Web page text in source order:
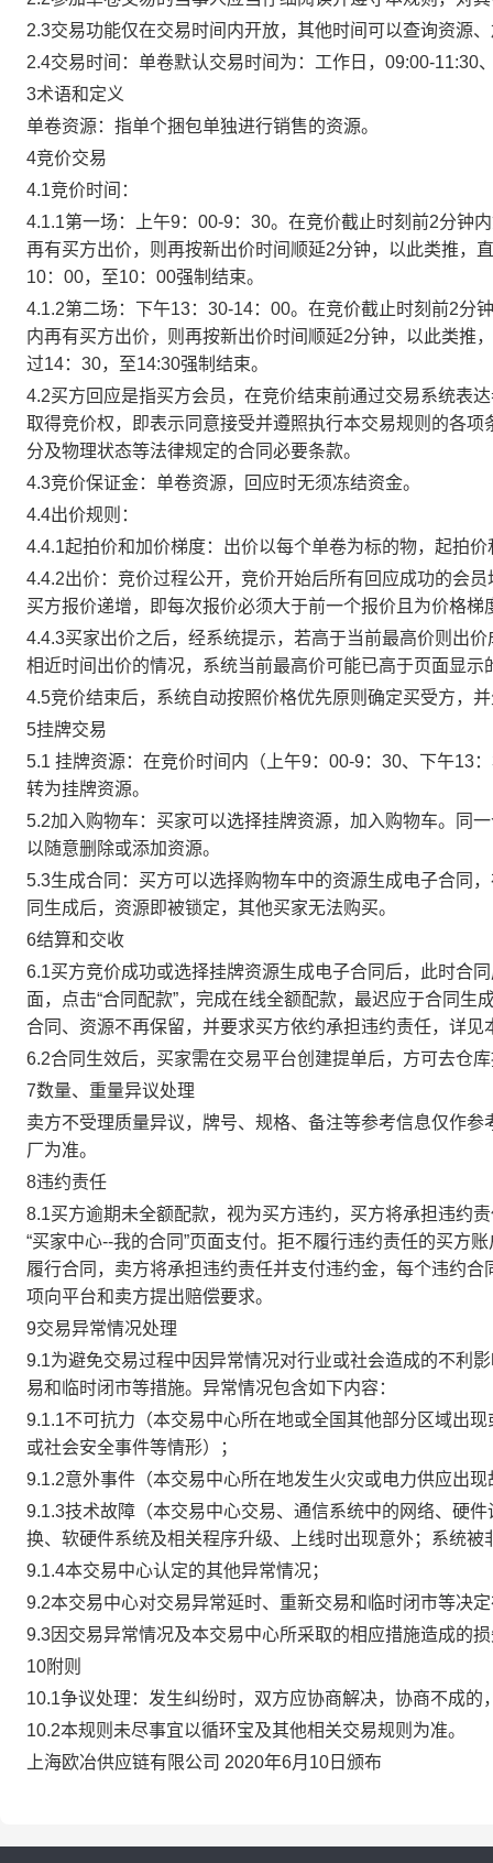
2.3交易功能仅在交易时间内开放，其他时间可以查询资源
2.4交易时间：单卷默认交易时间为：工作日，09:00-11:30
3术语和定义
单卷资源：指单个捆包单独进行销售的资源。
4竞价交易
4.1竞价时间：
4.1.1第一场：上午9：00-9：30。在竞价截止时刻前2分钟
再有买方出价，则再按新出价时间顺延2分钟，以此类推，
10：00，至10：00强制结束。
4.1.2第二场：下午13：30-14：00。在竞价截止时刻前2分
内再有买方出价，则再按新出价时间顺延2分钟，以此类推
过14：30，至14:30强制结束。
4.2买方回应是指买方会员，在竞价结束前通过交易系统表
取得竞价权，即表示同意接受并遵照执行本交易规则的各
分及物理状态等法律规定的合同必要条款。
4.3竞价保证金：单卷资源，回应时无须冻结资金。
4.4出价规则：
4.4.1起拍价和加价梯度：出价以每个单卷为标的物，起拍
4.4.2出价：竞价过程公开，竞价开始后所有回应成功的会
买方报价递增，即每次报价必须大于前一个报价且为价格
4.4.3买家出价之后，经系统提示，若高于当前最高价则出
相近时间出价的情况，系统当前最高价可能已高于页面显示
4.5竞价结束后，系统自动按照价格优先原则确定买受方，
5挂牌交易
5.1 挂牌资源：在竞价时间内（上午9：00-9：30、下午13
转为挂牌资源。
5.2加入购物车：买家可以选择挂牌资源，加入购物车。同
以随意删除或添加资源。
5.3生成合同：买方可以选择购物车中的资源生成电子合同
同生成后，资源即被锁定，其他买家无法购买。
6结算和交收
6.1买方竞价成功或选择挂牌资源生成电子合同后，此时合
面，点击“合同配款”，完成在线全额配款，最迟应于合同
合同、资源不再保留，并要求买方依约承担违约责任，详见
6.2合同生效后，买家需在交易平台创建提单后，方可去仓
7数量、重量异议处理
卖方不受理质量异议，牌号、规格、备注等参考信息仅作
厂为准。
8违约责任
8.1买方逾期未全额配款，视为买方违约，买方将承担违约
“买家中心--我的合同”页面支付。拒不履行违约责任的买方
履行合同，卖方将承担违约责任并支付违约金，每个违约
项向平台和卖方提出赔偿要求。
9交易异常情况处理
9.1为避免交易过程中因异常情况对行业或社会造成的不利
易和临时闭市等措施。异常情况包含如下内容：
9.1.1不可抗力（本交易中心所在地或全国其他部分区域出
或社会安全事件等情形）；
9.1.2意外事件（本交易中心所在地发生火灾或电力供应出
9.1.3技术故障（本交易中心交易、通信系统中的网络、硬
换、软硬件系统及相关程序升级、上线时出现意外；系统
9.1.4本交易中心认定的其他异常情况；
9.2本交易中心对交易异常延时、重新交易和临时闭市等决
9.3因交易异常情况及本交易中心所采取的相应措施造成的
10附则
10.1争议处理：发生纠纷时，双方应协商解决，协商不成
10.2本规则未尽事宜以循环宝及其他相关交易规则为准。
上海欧冶供应链有限公司 2020年6月10日颁布